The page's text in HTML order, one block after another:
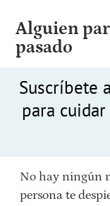
Alguien
pasado
Suscríbete
para
No hay ningún
persona te